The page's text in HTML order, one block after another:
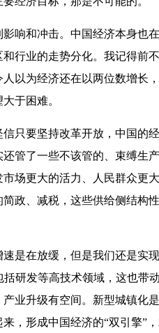
和冲击。中国经济本身也
行业的走势分化。我记得前
以为经济还在以两位数增长
于困难。
要坚持改革开放，中国的
管了一些不该管的、束缚生
场更大的活力、人民群众更
政、减税，这些供给侧结构
在放缓，但是我们还是实
研发等高技术领域，这也带
业升级有空间。新型城镇化
，形成中国经济的“双引擎”